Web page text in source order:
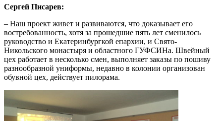
Сергей Писарев:
– Наш проект живет и развиваются, что доказывает его
востребованность, хотя за прошедшие пять лет сменилось
руководство и Екатеринбургкой епархии, и Свято-
Никольского монастыря и областного ГУФСИНа. Швейный
цех работает в несколько смен, выполняет заказы по пошиву
разнообразной униформы, недавно в колонии организован
обувной цех, действует пилорама.